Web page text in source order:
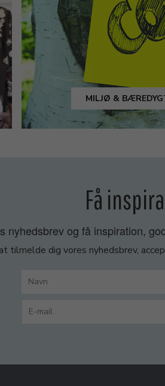
MILJØ &
Få
nyhedsbrev og få inspiration,
tilmelde dig vores nyhedsbrev,